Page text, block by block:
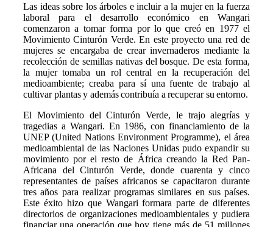
Las ideas sobre los árboles e incluir a la mujer en la fuerza
laboral para el desarrollo económico en Wangari
comenzaron a tomar forma por lo que creó en 1977 el
Movimiento Cinturón Verde. En este proyecto una red de
mujeres se encargaba de crear invernaderos mediante la
recolección de semillas nativas del bosque. De esta forma,
la mujer tomaba un rol central en la recuperación del
medioambiente; creaba para sí una fuente de trabajo al
cultivar plantas y además contribuía a recuperar su entorno.
El Movimiento del Cinturón Verde, le trajo alegrías y
tragedias a Wangari. En 1986, con financiamiento de la
UNEP (United Nations Environment Programme), el área
medioambiental de las Naciones Unidas pudo expandir su
movimiento por el resto de África creando la Red Pan-
Africana del Cinturón Verde, donde cuarenta y cinco
representantes de países africanos se capacitaron durante
tres años para realizar programas similares en sus países.
Este éxito hizo que Wangari formara parte de diferentes
directorios de organizaciones medioambientales y pudiera
financiar una operación que hoy tiene más de 51 millones